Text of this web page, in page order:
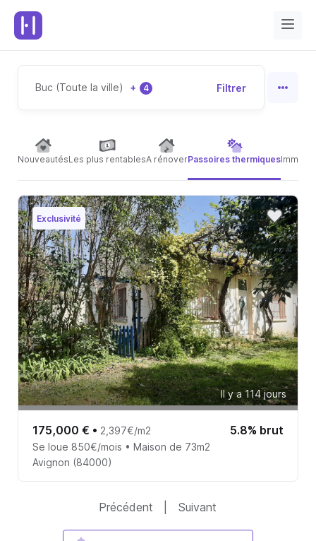
Buc (Toute la ville) + 4 Filtrer
NouveautésLes plus rentablesA rénoverPassoires thermiques
Exclusivité
Il y a 114 jours
175,000 € • 2,397€/m2 5.8% brut
Se loue 850€/mois • Maison de 73m2
Avignon (84000)
Précédent Suivant